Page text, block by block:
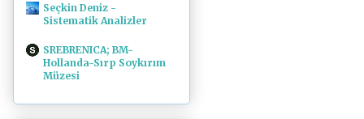
Seçkin Deniz -
Sistematik Analizler
SREBRENICA; BM-
Hollanda-Sırp Soykırım
Müzesi